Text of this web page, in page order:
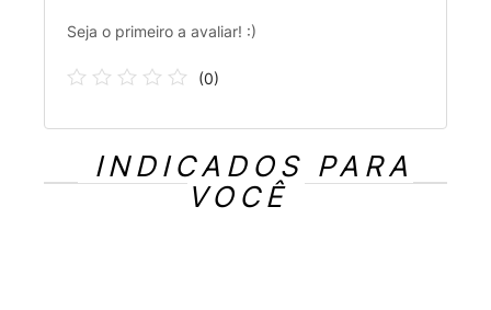
Seja o primeiro a avaliar! :)
(0)
INDICADOS PARA
VOCÊ